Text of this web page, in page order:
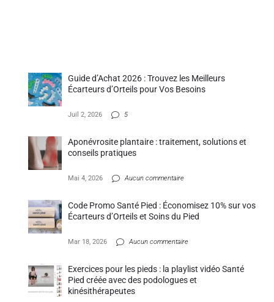
Guide d’Achat 2026 : Trouvez les Meilleurs
Écarteurs d’Orteils pour Vos Besoins
Juil 2, 2026 5
Aponévrosite plantaire : traitement, solutions et
conseils pratiques
Mai 4, 2026 Aucun commentaire
Code Promo Santé Pied : Économisez 10% sur vos
Écarteurs d’Orteils et Soins du Pied
Mar 18, 2026 Aucun commentaire
Exercices pour les pieds : la playlist vidéo Santé
Pied créée avec des podologues et
kinésithérapeutes